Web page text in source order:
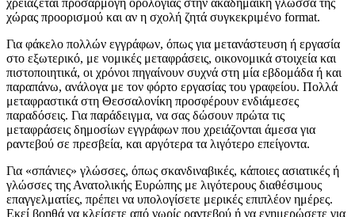
χώρας προορισμού και αν η σχολή ζητά συγκεκριμένο format.
Για φάκελο πολλών εγγράφων, όπως για μετανάστευση ή εργασία
στο εξωτερικό, με νομικές μεταφράσεις, οικονομικά στοιχεία και
πιστοποιητικά, οι χρόνοι πηγαίνουν συχνά στη μία εβδομάδα ή και
παραπάνω, ανάλογα με τον φόρτο εργασίας του γραφείου. Πολλά
μεταφραστικά στη Θεσσαλονίκη προσφέρουν ενδιάμεσες
παραδόσεις. Για παράδειγμα, να σας δώσουν πρώτα τις
μεταφράσεις δημοσίων εγγράφων που χρειάζονται άμεσα για
ραντεβού σε πρεσβεία, και αργότερα τα λιγότερο επείγοντα.
Για «σπάνιες» γλώσσες, όπως σκανδιναβικές, κάποιες ασιατικές ή
γλώσσες της Ανατολικής Ευρώπης με λιγότερους διαθέσιμους
επαγγελματίες, πρέπει να υπολογίσετε μερικές επιπλέον ημέρες.
Εκεί βοηθά να κλείσετε από νωρίς ραντεβού ή να ενημερώσετε για